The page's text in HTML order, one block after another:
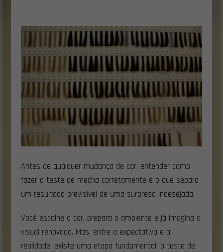
Antes de qualquer mudança de cor, entender como
fazer o teste de mecha corretamente é o que separa
um resultado previsível de uma surpresa indesejada.
Você escolhe a cor, prepara o ambiente e já imagina o
visual renovado. Mas, entre a expectativa e a
realidade, existe uma etapa fundamental: o teste de